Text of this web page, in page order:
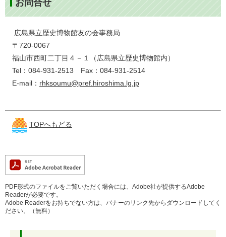
お問合せ
広島県立歴史博物館友の会事務局
〒720-0067
福山市西町二丁目４－１（広島県立歴史博物館内）
Tel：084-931-2513 Fax：084-931-2514
E-mail： rhksoumu@pref.hiroshima.lg.jp
TOPへもどる
PDF形式のファイルをご覧いただく場合には、Adobe社が提供するAdobe
Readerが必要です。
Adobe Readerをお持ちでない方は、バナーのリンク先からダウンロードしてく
ださい。（無料）